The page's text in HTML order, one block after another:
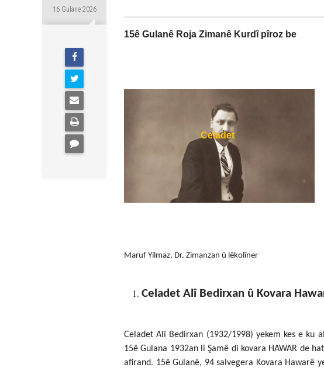
16 Gulane 2026
15ê Gulanê Roja Zimanê Kurdî pîroz be
Celadet
Maruf Yilmaz, Dr.
Celadet Alî Bedirxan û Kovara
Celadet Alî Bedirxan (1932/1998) yekem kes e
15ê Gulana 1932an li Şamê di kovara HAWAR de
afirand. 15ê Gulanê, 94 salvegera Kovara Hawarê